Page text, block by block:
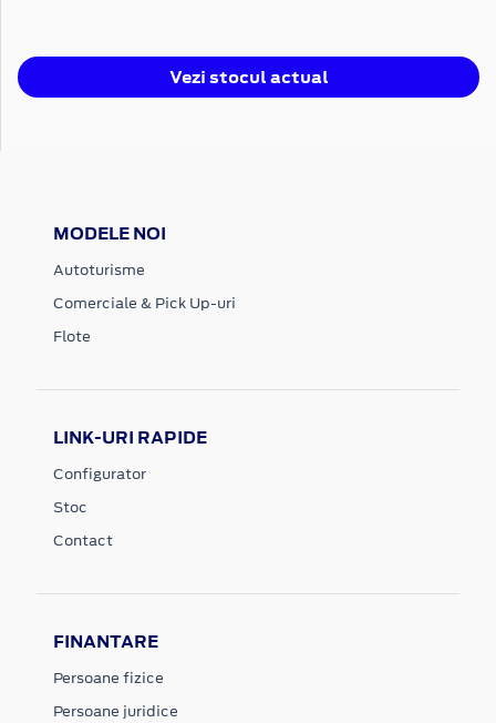
Vezi stocul actual
MODELE NOI
Autoturisme
Comerciale & Pick Up-uri
Flote
LINK-URI RAPIDE
Configurator
Stoc
Contact
FINANTARE
Persoane fizice
Persoane juridice